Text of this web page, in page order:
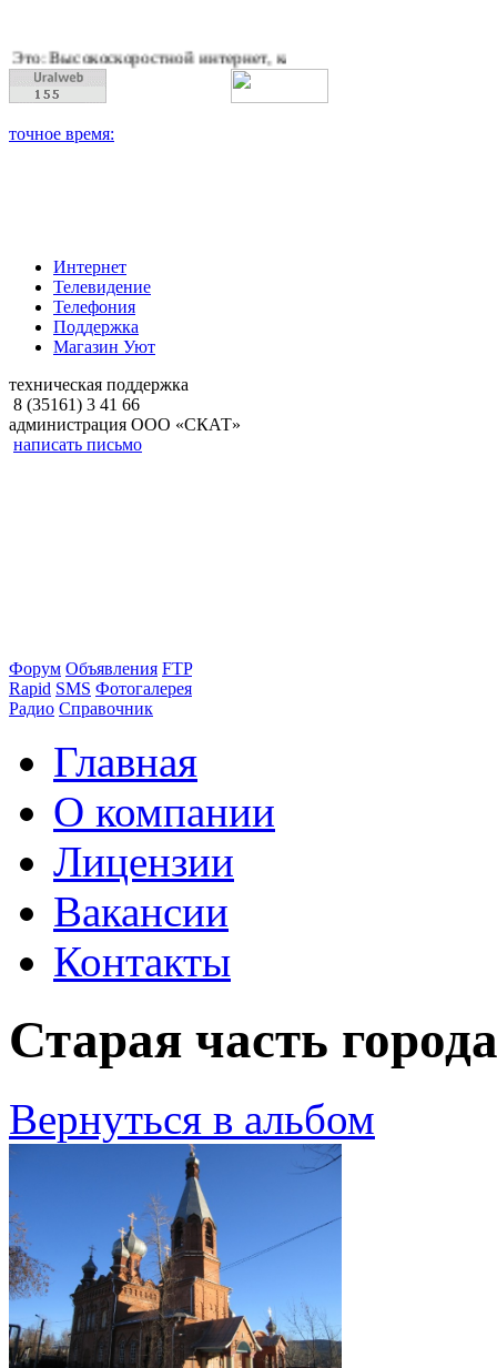
интернет, качественное цифровое и кабельное
Интернет
Телевидение
Телефония
Поддержка
Магазин Уют
техническая поддержка
8 (35161) 3 41 66
администрация ООО «СКАТ»
написать письмо
Форум Объявления FTP
Rapid SMS Фотогалерея
Радио Справочник
Главная
О компании
Лицензии
Вакансии
Контакты
Старая часть
Вернуться в альбом